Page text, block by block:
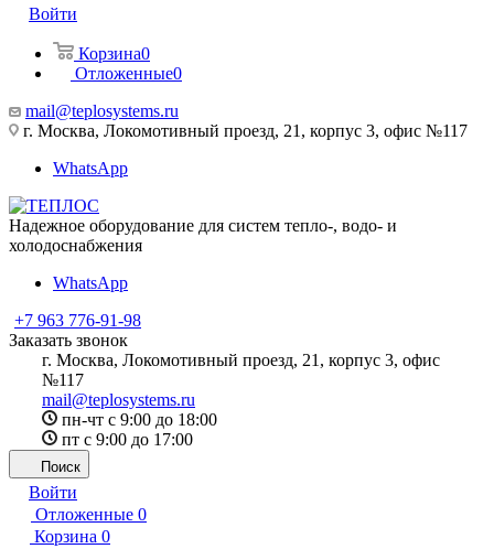
Войти
Корзина0
Отложенные0
mail@teplosystems.ru
г. Москва, Локомотивный проезд, 21, корпус 3, офис №117
WhatsApp
Надежное оборудование для систем тепло-, водо- и
холодоснабжения
WhatsApp
+7 963 776-91-98
Заказать звонок
г. Москва, Локомотивный проезд, 21, корпус 3, офис
№117
mail@teplosystems.ru
пн-чт с 9:00 до 18:00
пт с 9:00 до 17:00
Поиск
Войти
Отложенные 0
Корзина 0